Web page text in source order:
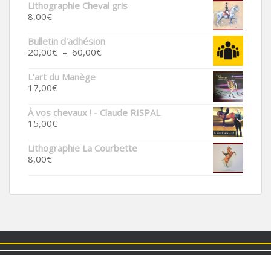
Lithographie Cheval gris
8,00€
Bulletin d'adhésion
20,00€ – 60,00€Plage
L'art du Manège
17,00€
À vos chevaux ! - Claude RISPAL
15,00€
Lithographie La Courbette
8,00€